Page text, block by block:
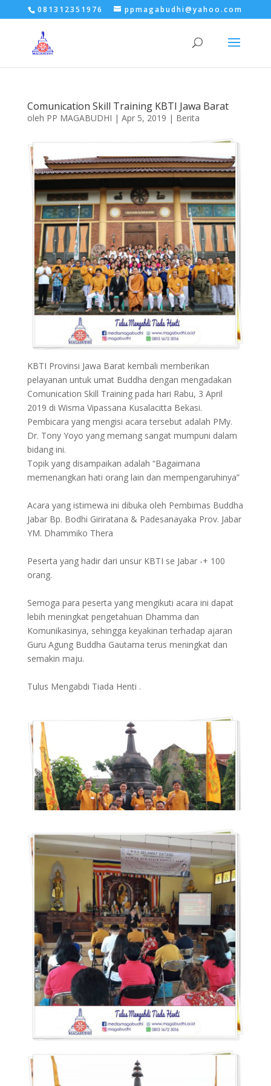
081312351976 ppmagabudhi@yahoo.com
Comunication Skill Training KBTI Jawa Barat
oleh PP MAGABUDHI | Apr 5, 2019 | Berita
KBTI Provinsi Jawa Barat kembali memberikan
pelayanan untuk umat Buddha dengan mengadakan
Comunication Skill Training pada hari Rabu, 3 April
2019 di Wisma Vipassana Kusalacitta Bekasi.
Pembicara yang mengisi acara tersebut adalah PMy.
Dr. Tony Yoyo yang memang sangat mumpuni dalam
bidang ini.
Topik yang disampaikan adalah “Bagaimana
memenangkan hati orang lain dan mempengaruhinya”
Acara yang istimewa ini dibuka oleh Pembimas Buddha
Jabar Bp. Bodhi Giriratana & Padesanayaka Prov. Jabar
YM. Dhammiko Thera
Peserta yang hadir dari unsur KBTI se Jabar -+ 100
orang.
Semoga para peserta yang mengikuti acara ini dapat
lebih meningkat pengetahuan Dhamma dan
Komunikasinya, sehingga keyakinan terhadap ajaran
Guru Agung Buddha Gautama terus meningkat dan
semakin maju.
Tulus Mengabdi Tiada Henti .